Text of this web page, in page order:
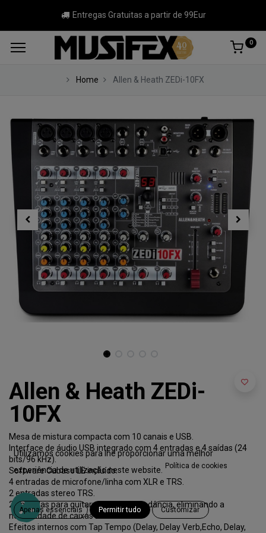
Entregas Gratuitas a partir de 99Eur
0
Home Allen & Heath ZEDi-10FX
Allen & Heath ZEDi-
10FX
Mesa de mistura compacta com 10 canais e USB.
Interface de áudio USB integrado com 4 entradas e 4 saídas (24
bits/96 kHz).
Software Cubase LE incluído.
4 entradas de microfone/linha com XLR e TRS.
2 entradas stereo TRS.
2 entradas para guitarra de alta impedância, eliminando a
necessidade de caixas DI.
Efeitos internos com Tap Tempo (Delay, Delay Verb,Echo, Delay,
Utilizamos cookies para lhe proporcionar uma melhor
experiência de utilização neste website.
Política de cookies
Apenas essenciais Permitir tudo Customizar